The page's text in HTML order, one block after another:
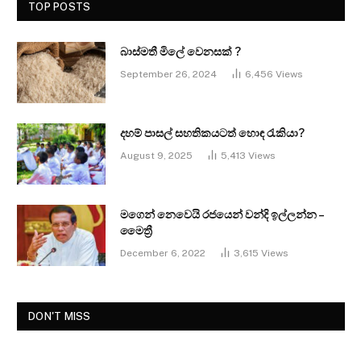
TOP POSTS
බාස්මතී මිලේ වෙනසක් ?
September 26, 2024 6,456 Views
දහම් පාසල් සහතිකයටත් හොඳ රැකියා?
August 9, 2025 5,413 Views
මගෙන් නෙවෙයි රජයෙන් වන්දි ඉල්ලන්න –
මෛත්‍රී
December 6, 2022 3,615 Views
DON'T MISS